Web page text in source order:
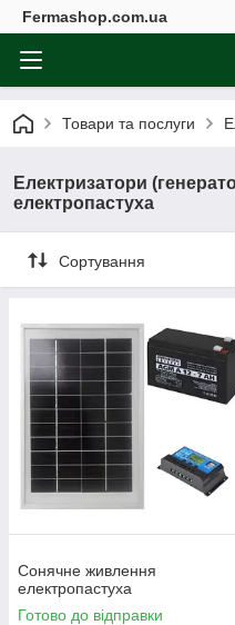
Fermashop.com.ua
Товари та послуги
Електризатори
електропастуха
Сортування
Сонячне живлення
електропастуха
Готово до відправки